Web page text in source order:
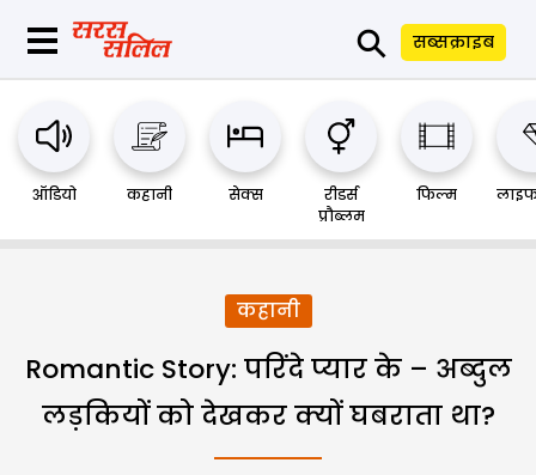
⚲ सब्सक्राइब
ऑडियो कहानी सेक्स
रीडर्स
प्रौब्लम
फिल्म
कहानी
Romantic Story: परिंदे प्यार के – अब्दुल
लड़कियों को देखकर क्यों घबराता था?